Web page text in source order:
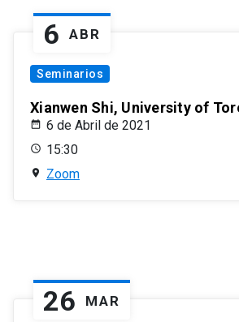
6 ABR
Seminarios
Xianwen Shi, University of
6 de Abril de 2021
15:30
Zoom
26 MAR